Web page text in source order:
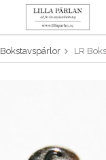
Produkten har blivit
varukorgen
Bokstavspärlor LR